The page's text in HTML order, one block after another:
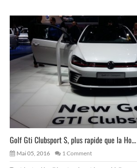
Golf Gti Clubsport S, plus rapide que la Ho...
Mai 05, 2016 1 Comment